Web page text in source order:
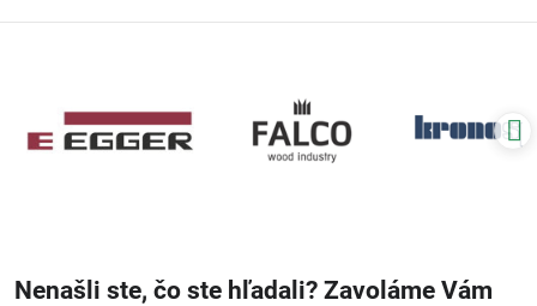
Nenašli ste, čo ste hľadali? Zavoláme Vám